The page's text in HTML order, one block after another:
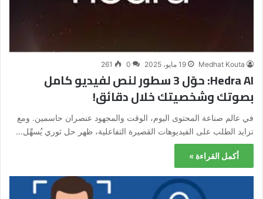
Medhat Kouta 19 مايو، 2025 0
261
Hedra AI: حوّل 3 سطور لنص لفيديو كامل
بصوتك وشخصيتك خلال دقائق!
في عالم صناعة المحتوى اليوم، الوقت والمجهود عنصران حاسمين. ومع
تزايد الطلب على الفيديوهات القصيرة التفاعلية، ظهر حل ثوري يُسهِّل…
أكمل القراءة »